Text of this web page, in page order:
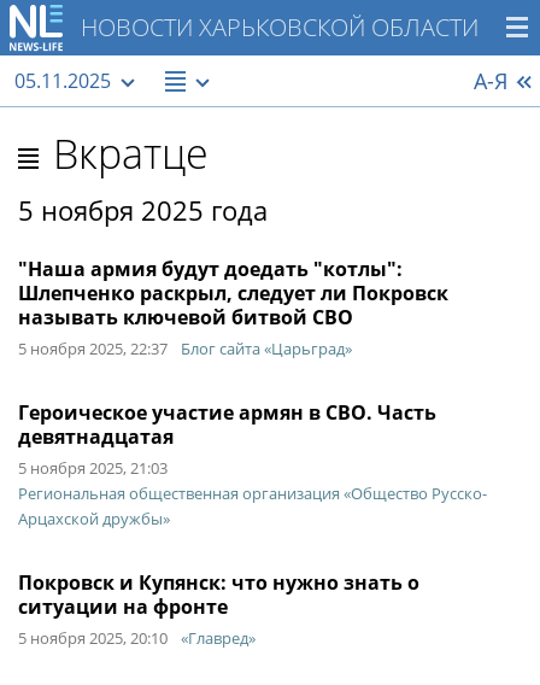
НОВОСТИ ХАРЬКОВСКОЙ ОБЛАСТИ
05.11.2025 А-Я
Вкратце
5 ноября 2025 года
"Наша армия будут доедать "котлы":
Шлепченко раскрыл, следует ли Покровск
называть ключевой битвой СВО
5 ноября 2025, 22:37 Блог сайта «Царьград»
Героическое участие армян в СВО. Часть
девятнадцатая
5 ноября 2025, 21:03
Региональная общественная организация «Общество Русско-
Арцахской дружбы»
Покровск и Купянск: что нужно знать о
ситуации на фронте
5 ноября 2025, 20:10 «Главред»